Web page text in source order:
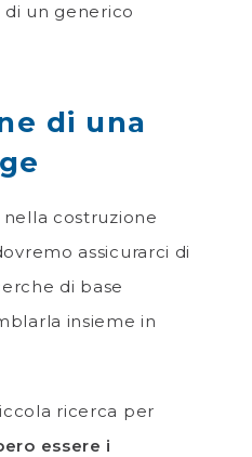
di un generico
di una
costruzione
assicurarci di
di base
insieme in
ricerca per
essere i